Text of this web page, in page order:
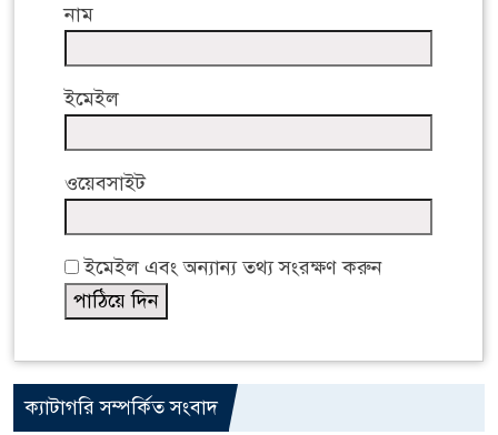
নাম
ইমেইল
ওয়েবসাইট
ইমেইল এবং অন্যান্য তথ্য সংরক্ষণ করুন
ক্যাটাগরি সম্পর্কিত সংবাদ